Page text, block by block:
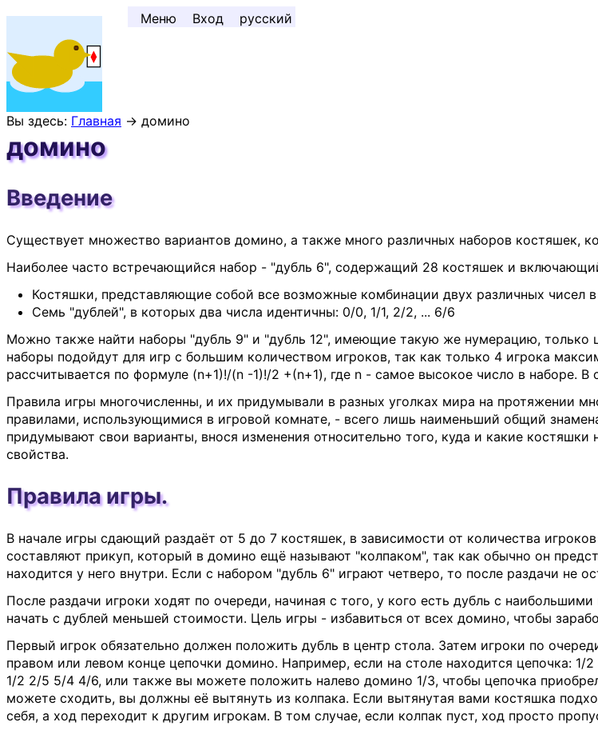
к содержимому ↓
Меню Вход русский
Вы здесь: Главная → домино
домино
Введение
Существует множество вариантов домино, а также много различных наборов костяшек,
Наиболее часто встречающийся набор - "дубль 6", содержащий 28 костяшек и
Костяшки, представляющие собой все возможные комбинации двух различных чисел
Семь "дублей", в которых два числа идентичны: 0/0, 1/1, 2/2, ... 6/6
Можно также найти наборы "дубль 9" и "дубль 12", имеющие такую же нумерацию, только
наборы подойдут для игр с большим количеством игроков, так как только 4 игрока
рассчитывается по формуле (n+1)!/(n -1)!/2 +(n+1), где n - самое высокое число в наборе.
Правила игры многочисленны, и их придумывали в разных уголках мира на протяжении
правилами, использующимися в игровой комнате, - всего лишь наименьший общий
придумывают свои варианты, внося изменения относительно того, куда и какие
свойства.
Правила игры.
В начале игры сдающий раздаёт от 5 до 7 костяшек, в зависимости от количества
составляют прикуп, который в домино ещё называют "колпаком", так как обычно он
находится у него внутри. Если с набором "дубль 6" играют четверо, то после раздачи не
После раздачи игроки ходят по очереди, начиная с того, у кого есть дубль с
начать с дублей меньшей стоимости. Цель игры - избавиться от всех домино, чтобы
Первый игрок обязательно должен положить дубль в центр стола. Затем игроки по
правом или левом конце цепочки домино. Например, если на столе находится цепочка:
1/2 2/5 5/4 4/6, или также вы можете положить налево домино 1/3, чтобы цепочка
можете сходить, вы должны её вытянуть из колпака. Если вытянутая вами костяшка
себя, а ход переходит к другим игрокам. В том случае, если колпак пуст, ход просто